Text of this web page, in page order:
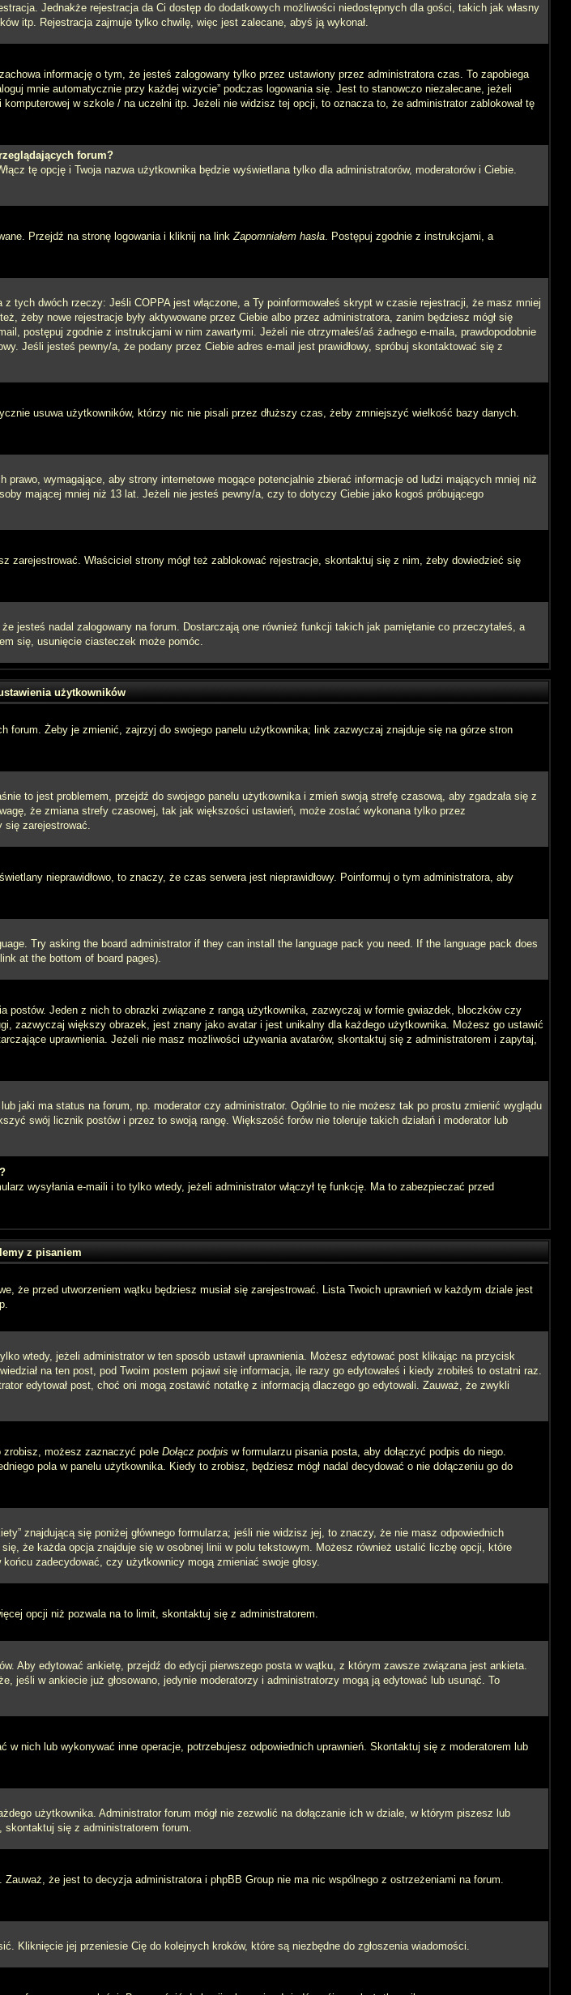
Jednakże rejestracja da Ci dostęp do dodatkowych możliwości niedostępnych dla gości, takich jak własny
itp. Rejestracja zajmuje tylko chwilę, więc jest zalecane, abyś ją wykonał.
informację o tym, że jesteś zalogowany tylko przez ustawiony przez administratora czas. To zapobiega
mnie automatycznie przy każdej wizycie” podczas logowania się. Jest to stanowczo niezalecane, jeżeli
w szkole / na uczelni itp. Jeżeli nie widzisz tej opcji, to oznacza to, że administrator zablokował tę
forum?
tę opcję i Twoja nazwa użytkownika będzie wyświetlana tylko dla administratorów, moderatorów i Ciebie.
Przejdź na stronę logowania i kliknij na linkZapomniałem hasła. Postępuj zgodnie z instrukcjami, a
tych dwóch rzeczy: Jeśli COPPA jest włączone, a Ty poinformowałeś skrypt w czasie rejestracji, że masz mniej
żeby nowe rejestracje były aktywowane przez Ciebie albo przez administratora, zanim będziesz mógł się
postępuj zgodnie z instrukcjami w nim zawartymi. Jeżeli nie otrzymałeś/aś żadnego e-maila, prawdopodobnie
Jeśli jesteś pewny/a, że podany przez Ciebie adres e-mail jest prawidłowy, spróbuj skontaktować się z
usuwa użytkowników, którzy nic nie pisali przez dłuższy czas, żeby zmniejszyć wielkość bazy danych.
wymagające, aby strony internetowe mogące potencjalnie zbierać informacje od ludzi mających mniej niż
mającej mniej niż 13 lat. Jeżeli nie jesteś pewny/a, czy to dotyczy Ciebie jako kogoś próbującego
zarejestrować. Właściciel strony mógł też zablokować rejestracje, skontaktuj się z nim, żeby dowiedzieć się
jesteś nadal zalogowany na forum. Dostarczają one również funkcji takich jak pamiętanie co przeczytałeś, a
się, usunięcie ciasteczek może pomóc.
użytkowników
Żeby je zmienić, zajrzyj do swojego panelu użytkownika; link zazwyczaj znajduje się na górze stron
to jest problemem, przejdź do swojego panelu użytkownika i zmień swoją strefę czasową, aby zgadzała się z
że zmiana strefy czasowej, tak jak większości ustawień, może zostać wykonana tylko przez
się zarejestrować.
nieprawidłowo, to znaczy, że czas serwera jest nieprawidłowy. Poinformuj o tym administratora, aby
Try asking the board administrator if they can install the language pack you need. If the language pack does
at the bottom of board pages).
Jeden z nich to obrazki związane z rangą użytkownika, zazwyczaj w formie gwiazdek, bloczków czy
zazwyczaj większy obrazek, jest znany jako avatar i jest unikalny dla każdego użytkownika. Możesz go ustawić
uprawnienia. Jeżeli nie masz możliwości używania avatarów, skontaktuj się z administratorem i zapytaj,
jaki ma status na forum, np. moderator czy administrator. Ogólnie to nie możesz tak po prostu zmienić wyglądu
swój licznik postów i przez to swoją rangę. Większość forów nie toleruje takich działań i moderator lub
wysyłania e-maili i to tylko wtedy, jeżeli administrator włączył tę funkcję. Ma to zabezpieczać przed
z pisaniem
że przed utworzeniem wątku będziesz musiał się zarejestrować. Lista Twoich uprawnień w każdym dziale jest
wtedy, jeżeli administrator w ten sposób ustawił uprawnienia. Możesz edytować post klikając na przycisk
na ten post, pod Twoim postem pojawi się informacja, ile razy go edytowałeś i kiedy zrobiłeś to ostatni raz.
edytował post, choć oni mogą zostawić notatkę z informacją dlaczego go edytowali. Zauważ, że zwykli
zrobisz, możesz zaznaczyć pole Dołącz podpis w formularzu pisania posta, aby dołączyć podpis do niego.
pola w panelu użytkownika. Kiedy to zrobisz, będziesz mógł nadal decydować o nie dołączeniu go do
znajdującą się poniżej głównego formularza; jeśli nie widzisz jej, to znaczy, że nie masz odpowiednich
że każda opcja znajduje się w osobnej linii w polu tekstowym. Możesz również ustalić liczbę opcji, które
zadecydować, czy użytkownicy mogą zmieniać swoje głosy.
opcji niż pozwala na to limit, skontaktuj się z administratorem.
Aby edytować ankietę, przejdź do edycji pierwszego posta w wątku, z którym zawsze związana jest ankieta.
jeśli w ankiecie już głosowano, jedynie moderatorzy i administratorzy mogą ją edytować lub usunąć. To
nich lub wykonywać inne operacje, potrzebujesz odpowiednich uprawnień. Skontaktuj się z moderatorem lub
użytkownika. Administrator forum mógł nie zezwolić na dołączanie ich w dziale, w którym piszesz lub
skontaktuj się z administratorem forum.
że jest to decyzja administratora i phpBB Group nie ma nic wspólnego z ostrzeżeniami na forum.
Kliknięcie jej przeniesie Cię do kolejnych kroków, które są niezbędne do zgłoszenia wiadomości.